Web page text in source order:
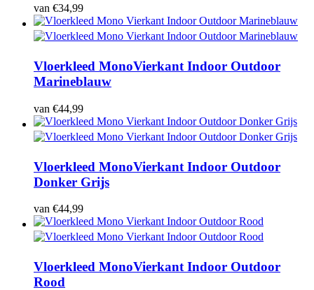
van €34,99
Vloerkleed MonoVierkant Indoor Outdoor
Marineblauw
van €44,99
Vloerkleed MonoVierkant Indoor Outdoor
Donker Grijs
van €44,99
Vloerkleed MonoVierkant Indoor Outdoor
Rood